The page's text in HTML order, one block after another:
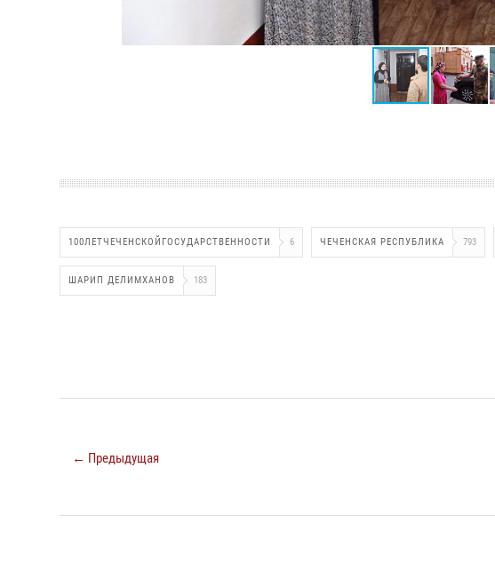
100ЛЕТЧЕЧЕНСКОЙГОСУДАРСТВЕННОСТИ 6 ЧЕЧЕНСКАЯ РЕСПУБЛИКА 793
ШАРИП ДЕЛИМХАНОВ 183
← Предыдущая